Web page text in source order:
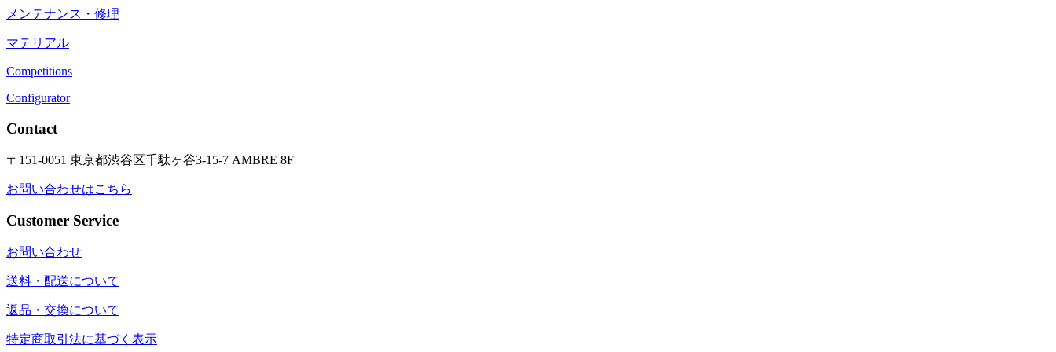
メンテナンス・修理
マテリアル
Competitions
Configurator
Contact
〒151-0051 東京都渋谷区千駄ヶ谷3-15-7 AMBRE 8F
お問い合わせはこちら
Customer Service
お問い合わせ
送料・配送について
返品・交換について
特定商取引法に基づく表示